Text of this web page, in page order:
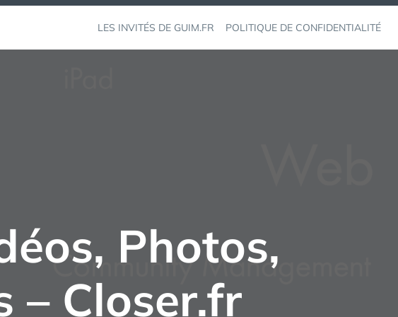
LES INVITÉS DE GUIM.FR POLITIQUE DE CONFIDENTIALITÉ
Photos,
– Closer.fr